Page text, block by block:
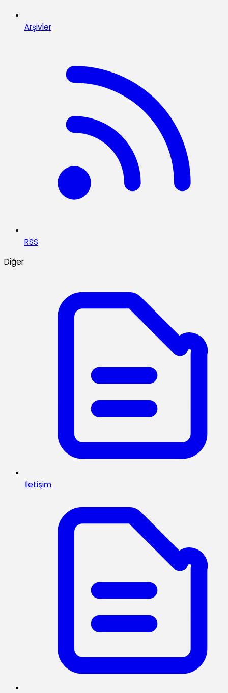
Arşivler
RSS
Diğer
İletişim